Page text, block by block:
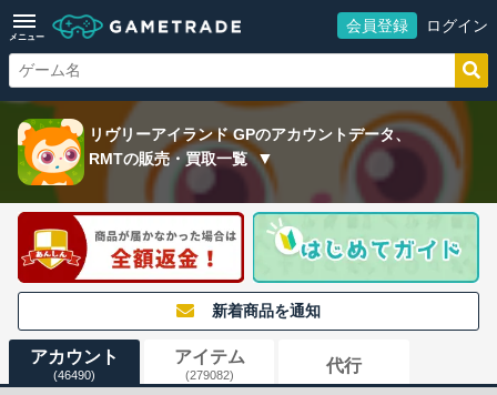
メニュー
会員登録 ログイン
リヴリーアイランド GPのアカウントデータ、
RMTの販売・買取一覧
新着商品を通知
アカウント
(46490)
アイテム
(279082) 代行